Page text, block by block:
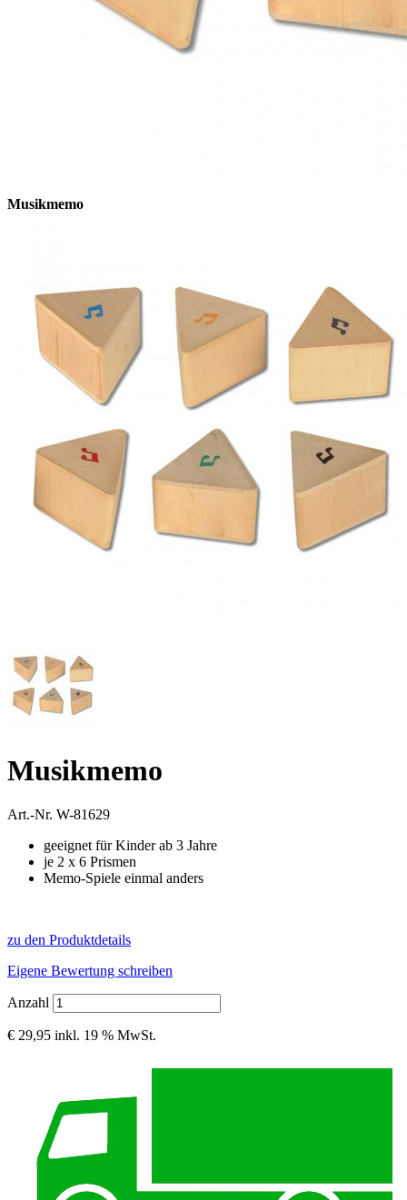
Musikmemo
Musikmemo
Art.-Nr. W-81629
geeignet für Kinder ab 3 Jahre
je 2 x 6 Prismen
Memo-Spiele einmal anders
zu den Produktdetails
Eigene Bewertung schreiben
Anzahl
€ 29,95 inkl. 19 % MwSt.